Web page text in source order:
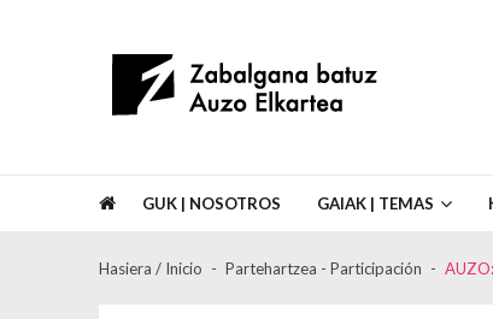
Asociación de Vecinos
GUK | NOSOTROS GAIAK | TEMAS
Hasiera / Inicio Partehartzea - Participación